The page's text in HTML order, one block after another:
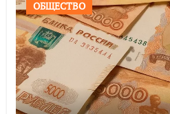
ОБЩЕСТВО